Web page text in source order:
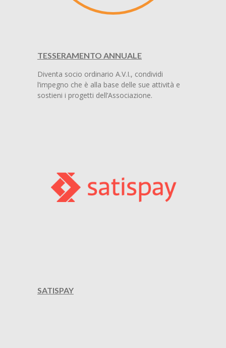
TESSERAMENTO ANNUALE
Diventa socio ordinario A.V.I., condividi
l’impegno che è alla base delle sue attività e
sostieni i progetti dell’Associazione.
SATISPAY